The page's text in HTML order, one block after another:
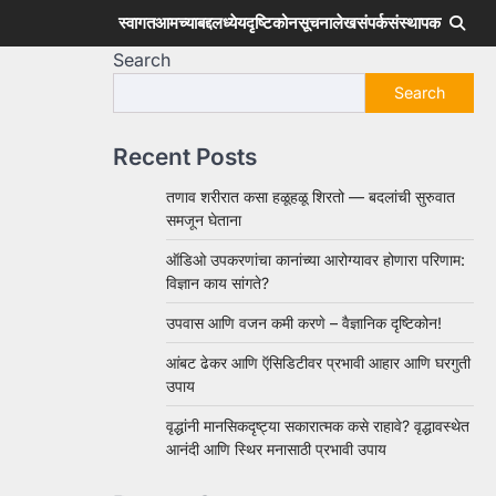
स्वागतआमच्याबद्दलध्येयदृष्टिकोनसूचनालेखसंपर्कसंस्थापक
Search
Search
Recent Posts
तणाव शरीरात कसा हळूहळू शिरतो — बदलांची सुरुवात
समजून घेताना
ऑडिओ उपकरणांचा कानांच्या आरोग्यावर होणारा परिणाम:
विज्ञान काय सांगते?
उपवास आणि वजन कमी करणे – वैज्ञानिक दृष्टिकोन!
आंबट ढेकर आणि ऍसिडिटीवर प्रभावी आहार आणि घरगुती
उपाय
वृद्धांनी मानसिकदृष्ट्या सकारात्मक कसे राहावे? वृद्धावस्थेत
आनंदी आणि स्थिर मनासाठी प्रभावी उपाय